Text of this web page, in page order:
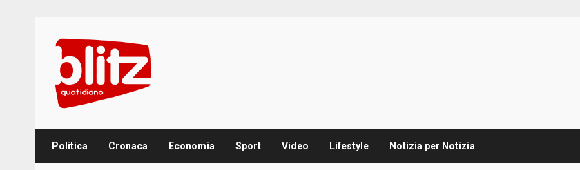
content
Politica Cronaca Economia Sport Video Lifestyle Notizia per Notizia